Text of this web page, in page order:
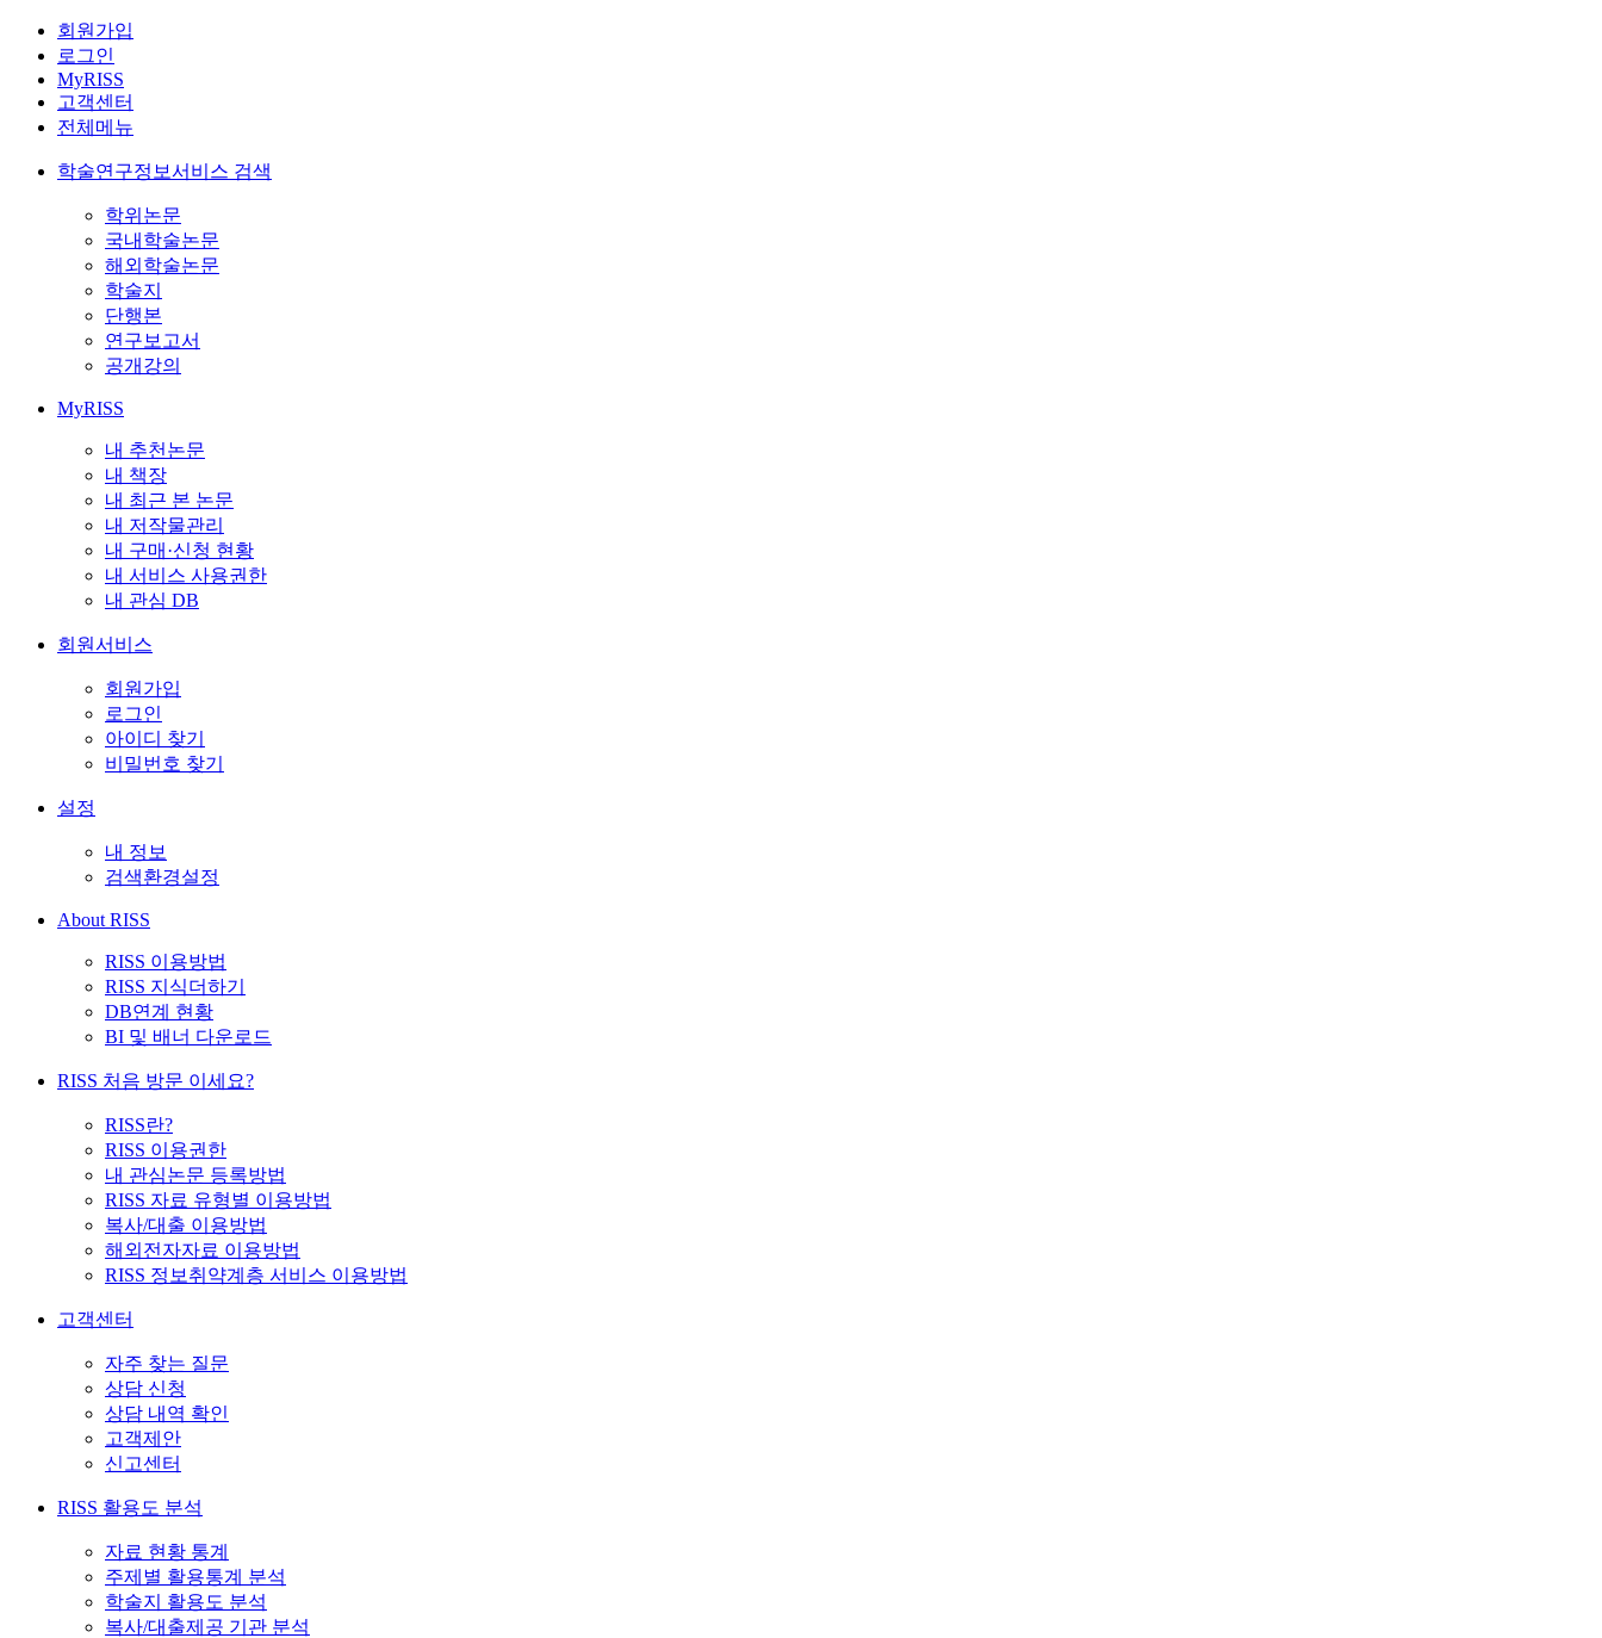
회원가입
로그인
MyRISS
고객센터
전체메뉴
학술연구정보서비스 검색
학위논문
국내학술논문
해외학술논문
학술지
단행본
연구보고서
공개강의
MyRISS
내 추천논문
내 책장
내 최근 본 논문
내 저작물관리
내 구매·신청 현황
내 서비스 사용권한
내 관심 DB
회원서비스
회원가입
로그인
아이디 찾기
비밀번호 찾기
설정
내 정보
검색환경설정
About RISS
RISS 이용방법
RISS 지식더하기
DB연계 현황
BI 및 배너 다운로드
RISS 처음 방문 이세요?
RISS란?
RISS 이용권한
내 관심논문 등록방법
RISS 자료 유형별 이용방법
복사/대출 이용방법
해외전자자료 이용방법
RISS 정보취약계층 서비스 이용방법
고객센터
자주 찾는 질문
상담 신청
상담 내역 확인
고객제안
신고센터
RISS 활용도 분석
자료 현황 통계
주제별 활용통계 분석
학술지 활용도 분석
복사/대출제공 기관 분석